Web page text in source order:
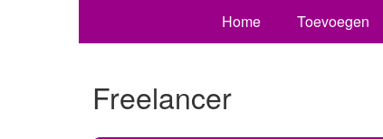
Home Toevoegen
Freelancer